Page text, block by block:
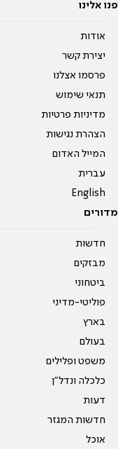
פנו אלינו
אודות
יצירת קשר
פרסמו אצלנו
תנאי שימוש
מדיניות פרטיות
הצהרת נגישות
המייל האדום
עברית
English
מדורים
חדשות
מבזקים
ביטחוני
פוליטי-מדיני
בארץ
בעולם
משפט ופלילים
כלכלה ונדל"ן
דעות
חדשות המגזר
אוכל